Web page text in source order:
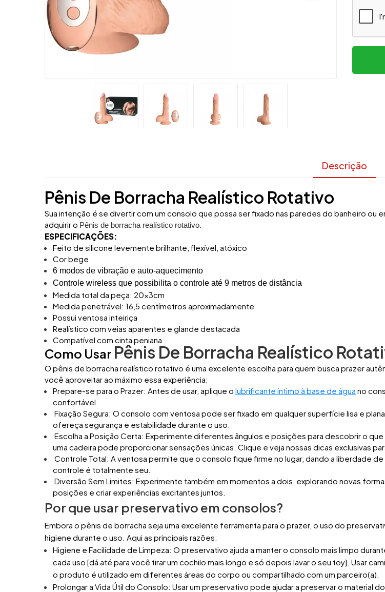
Descrição
Pênis De Borracha Realístico Rotativo
Sua intenção é se divertir com um consolo que possa ser fixado nas paredes do banheiro ou
adquirir o Pênis de borracha realístico rotativo
ESPECIFICAÇÕES:
Feito de silicone levemente brilhante, flexível, atóxico
Cor bege
6 modos de vibração e auto-aquecimento
Controle wireless que possibilita o controle até 9 metros de distância
Medida total da peça: 20x3cm
Medida penetrável: 16,5 centímetros aproximadamente
Possui ventosa inteiriça
Realístico com veias aparentes e glande destacada
Compatível com cinta peniana
Como Usar Pênis De Borracha Realístico
O pênis de borracha realístico rotativo é uma excelente escolha para quem busca prazer
você aproveitar ao máximo essa experiência:
Prepare-se para o Prazer: Antes de usar, aplique o lubrificante íntimo à base de água no
confortável.
Fixação Segura: O consolo com ventosa pode ser fixado em qualquer superfície lisa e
ofereça segurança e estabilidade durante o uso.
Escolha a Posição Certa: Experimente diferentes ângulos e posições para descobrir o
uma cadeira pode proporcionar sensações únicas. Clique e veja nossas dicas exclusivas
Controle Total: A ventosa permite que o consolo fique firme no lugar, dando a liberdade
controle é totalmente seu.
Diversão Sem Limites: Experimente também em momentos a dois, explorando novas
posições e criar experiências excitantes juntos.
Por que usar preservativo em consolos?
Embora o pênis de borracha seja uma excelente ferramenta para o prazer, o uso do
higiene durante o uso. Aqui as principais razões:
Higiene e Facilidade de Limpeza: O preservativo ajuda a manter o consolo mais limpo
cada uso [dá até para você tirar um cochilo mais longo e só depois lavar o seu toy]. Usar
o produto é utilizado em diferentes áreas do corpo ou compartilhado com um parceiro(a).
Prolongar a Vida Útil do Consolo: Usar um preservativo pode ajudar a preservar o material